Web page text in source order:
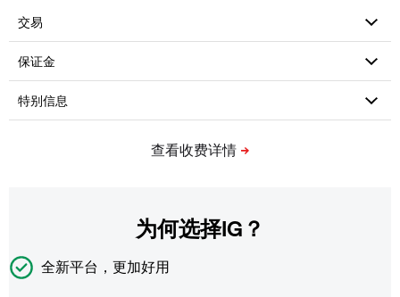
为何选择IG？
全新平台，更加好用